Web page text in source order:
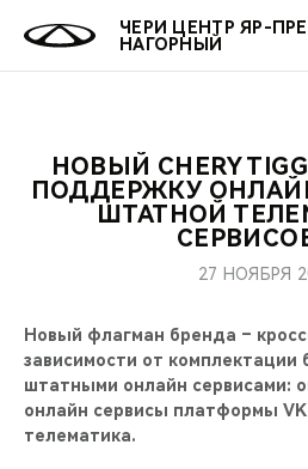
ЧЕРИ ЦЕНТР ЯР-
НАГОРНЫЙ
СЕДАНЫ
ПОДДЕРЖКА
CHERY CONNECT
МИР
CHERY В СОЦСЕТЯХ
ЛЮДИ CHERY
АКЦИИ
ОНЛАЙН
О
НОВЫЙ CHERY
ПОДДЕРЖКУ
ШТАТНОЙ
27 НОЯБРЯ
Новый флагман бренда –
зависимости от комплектации
штатными онлайн сервисами:
онлайн сервисы платформы
телематика.